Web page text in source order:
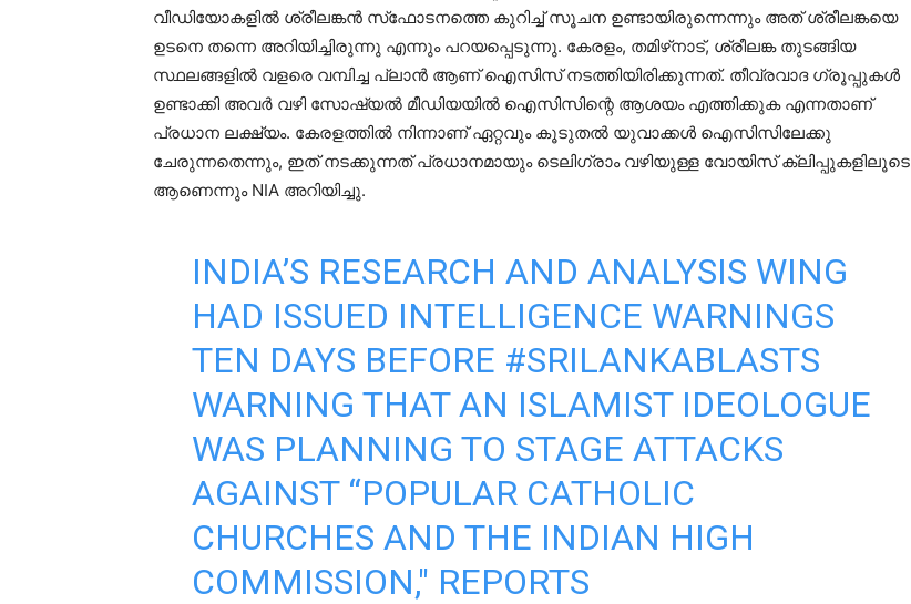
വീഡിയോകളിൽ ശ്രീലങ്കൻ സ്‌ഫോടനത്തെ കുറിച്ച് സൂചന ഉണ്ടായിരുന്നെന്നും അത് ശ്രീലങ്കയെ
ഉടനെ തന്നെ അറിയിച്ചിരുന്നു എന്നും പറയപ്പെടുന്നു. കേരളം, തമിഴ്‌നാട്, ശ്രീലങ്ക തുടങ്ങിയ
സ്ഥലങ്ങളിൽ വളരെ വമ്പിച്ച പ്ലാൻ ആണ് ഐസിസ് നടത്തിയിരിക്കുന്നത്. തീവ്രവാദ ഗ്രൂപ്പുകൾ
ഉണ്ടാക്കി അവർ വഴി സോഷ്യൽ മീഡിയയിൽ ഐസിസിന്റെ ആശയം എത്തിക്കുക എന്നതാണ്
പ്രധാന ലക്ഷ്യം. കേരളത്തിൽ നിന്നാണ് ഏറ്റവും കൂടുതൽ യുവാക്കൾ ഐസിസിലേക്കു
ചേരുന്നതെന്നും, ഇത് നടക്കുന്നത് പ്രധാനമായും ടെലിഗ്രാം വഴിയുള്ള വോയിസ് ക്ലിപ്പുകളിലൂടെ
ആണെന്നും NIA അറിയിച്ചു.
INDIA’S RESEARCH AND ANALYSIS WING
HAD ISSUED INTELLIGENCE WARNINGS
TEN DAYS BEFORE #SRILANKABLASTS
WARNING THAT AN ISLAMIST IDEOLOGUE
WAS PLANNING TO STAGE ATTACKS
AGAINST “POPULAR CATHOLIC
CHURCHES AND THE INDIAN HIGH
COMMISSION," REPORTS